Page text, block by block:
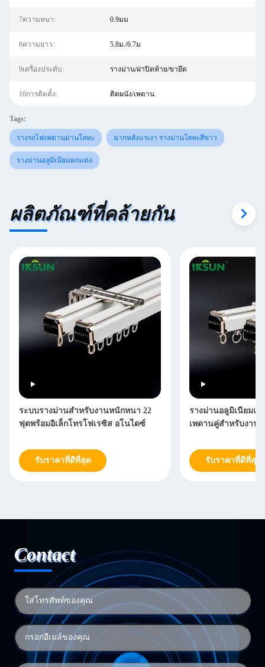
7ความหนา: 0.9มม
8ความยาว: 5.8ม./6.7ม
9เครื่องประดับ: รางม่าน/ฝาปิดท้าย/ขายึด
10การติดตั้ง: ติดผนัง/เพดาน
Tags:
รางรถไฟเพดานม่านโลหะ ฉากหลังแรเงา รางม่านโลหะสีขาว
รางม่านอลูมิเนียมตกแต่ง
ผลิตภัณฑ์ที่คล้ายกัน
ระบบรางม่านสำหรับงานหนักหนา 22
ฟุตพร้อมอิเล็กโทรโฟเรซิส อโนไดซ์
รับราคาที่ดีที่สุด
รางม่านอลูมิเนียมแ
เพดานคู่สำหรับงาน
รับราคาที่ดีที่สุด
Contact